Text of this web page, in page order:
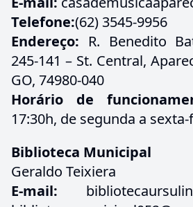
Telefone:(62) 3545-9956
Endereço: R. Benedito
245-141 – St. Central,
GO, 74980-040
Horário de
17:30h, de segunda a
Biblioteca Municipal
Geraldo Teixiera
E-mail: